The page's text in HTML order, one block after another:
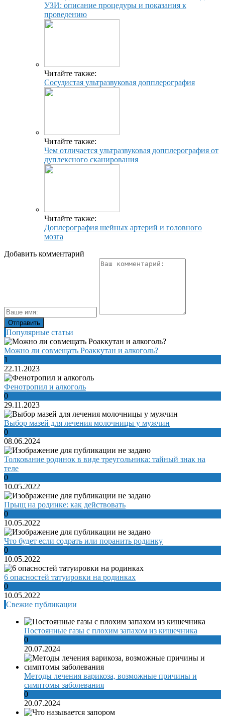
УЗИ: описание процедуры и показания к
проведению
Читайте также:
Сосудистая ультразвуковая допплерография
Читайте также:
Чем отличается ультразвуковая допплерография от
дуплексного сканирования
Читайте также:
Доплерография шейных артерий и головного
мозга
Добавить комментарий
Популярные статьи
Можно ли совмещать Роаккутан и алкоголь?
1
22.11.2023
Фенотропил и алкоголь
0
29.11.2023
Выбор мазей для лечения молочницы у мужчин
0
08.06.2024
Толкование родинок в виде треугольника: тайный знак на
теле
0
10.05.2022
Прыщ на родинке: как действовать
0
10.05.2022
Что будет если содрать или поранить родинку
0
10.05.2022
6 опасностей татуировки на родинках
0
10.05.2022
Свежие публикации
Постоянные газы с плохим запахом из кишечника
0
20.07.2024
Методы лечения варикоза, возможные причины и
симптомы заболевания
0
20.07.2024